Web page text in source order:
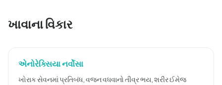
ખાવાના વિકાર
એનોરેક્સિયા નર્વોસા
ખોરાક સેવનમાં પ્રતિબંધ, વજન વધવાનો તીવ્ર ભય, શરીર ઈમેજ